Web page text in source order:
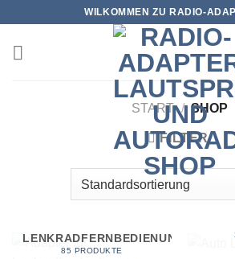
springen
WILKOMMEN ZU RADIO-
START / SHOP
FILTER
LENKRADFERNBEDIENUNG
85 PRODUKTE